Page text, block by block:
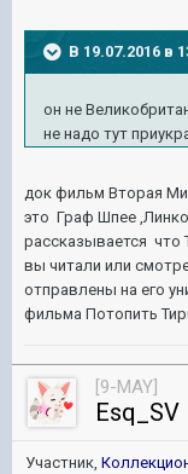
В 19.07.2016 в
он не
не надо тут
док фильм Вторая
это Граф Шпее
рассказывается что
вы читали или
отправлены на его
фильма Потопить
[9-MAY]
Esq_SV
Участник,